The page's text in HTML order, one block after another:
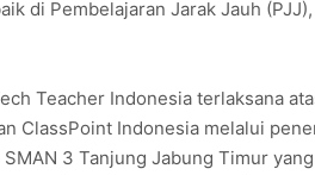
di Pembelajaran Jarak Jauh
Teacher Indonesia terlaksana
ClassPoint Indonesia melalui
3 Tanjung Jabung Timur